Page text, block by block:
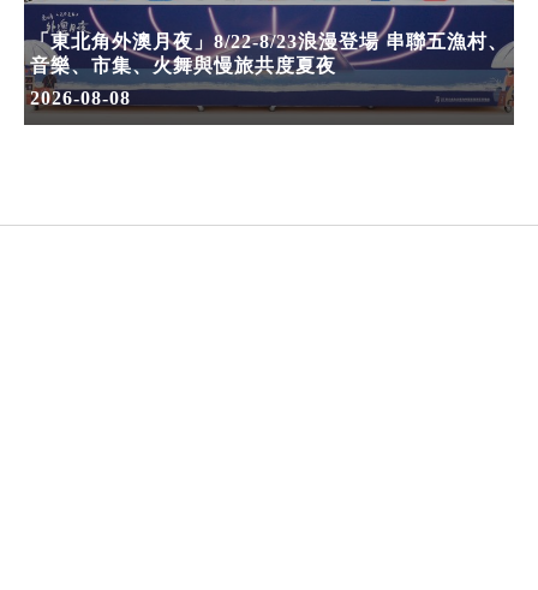
「東北角外澳月夜」8/22-8/23浪漫登場 串聯五漁村、
音樂、市集、火舞與慢旅共度夏夜
2026-08-08